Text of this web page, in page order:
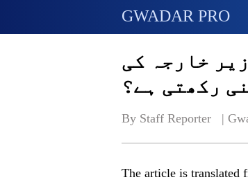
GWADAR PRO
خارجہ کی
رکھتی ہے؟
By Staff Reporter   |
The article is translated